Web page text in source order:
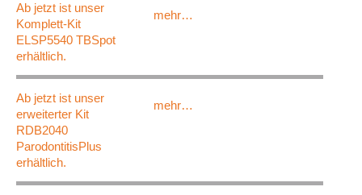
Ab jetzt ist unser
Komplett-Kit
ELSP5540 TBSpot
erhältlich.
mehr…
Ab jetzt ist unser
erweiterter Kit
RDB2040
ParodontitisPlus
erhältlich.
mehr…
STATISTIK
Statistik Cookies erfassen Informationen anonym.
Besucher unsere Website nutzen.
Matomo
Name:
_pk_ref, _pk_cvar, _pk_id,_pk_ses, mtm_consent,
mtm_consent_removed, matomo_ignore, matomo_sessid,